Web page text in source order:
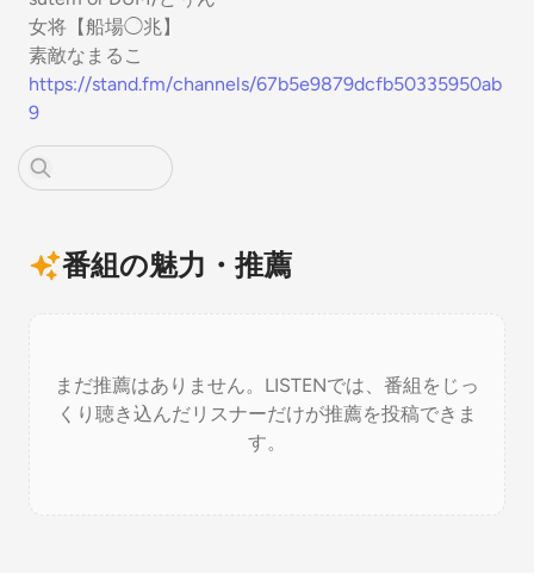
女将【船場◯兆】
素敵なまるこ
https://stand.fm/channels/67b5e9879dcfb50335950ab
9
番組の魅力・推薦
まだ推薦はありません。LISTENでは、番組をじっ
くり聴き込んだリスナーだけが推薦を投稿できま
す。